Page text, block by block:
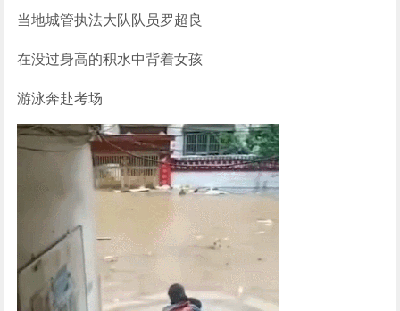
当地城管执法大队队员罗超良
在没过身高的积水中背着女孩
游泳奔赴考场